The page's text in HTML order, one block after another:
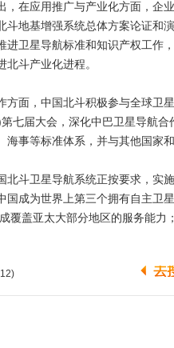
在应用推广与产业化方面，企业
斗地基增强系统总体方案论证和
进卫星导航标准和知识产权工作
北斗产业化进程。
面，中国北斗积极参与全球卫星
七届大会，深化中巴卫星导航
海事等标准体系，并与其他国家
斗卫星导航系统正按要求，实施
国成为世界上第三个拥有自主卫
覆盖亚太大部分地区的服务能